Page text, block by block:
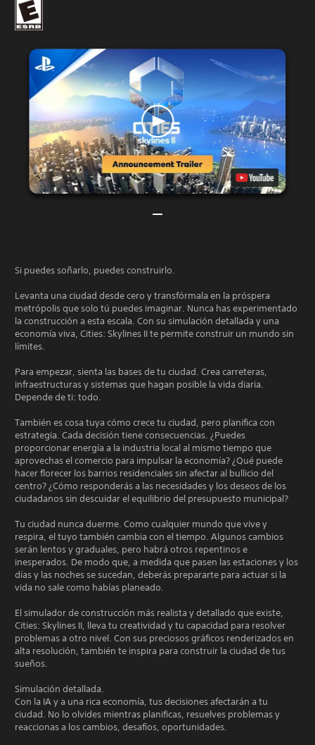
Si puedes soñarlo, puedes construirlo.
Levanta una ciudad desde cero y transfórmala en la próspera
metrópolis que solo tú puedes imaginar. Nunca has experimentado
la construcción a esta escala. Con su simulación detallada y una
economía viva, Cities: Skylines II te permite construir un mundo sin
límites.
Para empezar, sienta las bases de tu ciudad. Crea carreteras,
infraestructuras y sistemas que hagan posible la vida diaria.
Depende de ti: todo.
También es cosa tuya cómo crece tu ciudad, pero planifica con
estrategia. Cada decisión tiene consecuencias. ¿Puedes
proporcionar energía a la industria local al mismo tiempo que
aprovechas el comercio para impulsar la economía? ¿Qué puede
hacer florecer los barrios residenciales sin afectar al bullicio del
centro? ¿Cómo responderás a las necesidades y los deseos de los
ciudadanos sin descuidar el equilibrio del presupuesto municipal?
Tu ciudad nunca duerme. Como cualquier mundo que vive y
respira, el tuyo también cambia con el tiempo. Algunos cambios
serán lentos y graduales, pero habrá otros repentinos e
inesperados. De modo que, a medida que pasen las estaciones y los
días y las noches se sucedan, deberás prepararte para actuar si la
vida no sale como habías planeado.
El simulador de construcción más realista y detallado que existe,
Cities: Skylines II, lleva tu creatividad y tu capacidad para resolver
problemas a otro nivel. Con sus preciosos gráficos renderizados en
alta resolución, también te inspira para construir la ciudad de tus
sueños.
Simulación detallada.
Con la IA y a una rica economía, tus decisiones afectarán a tu
ciudad. No lo olvides mientras planificas, resuelves problemas y
reaccionas a los cambios, desafíos, oportunidades.